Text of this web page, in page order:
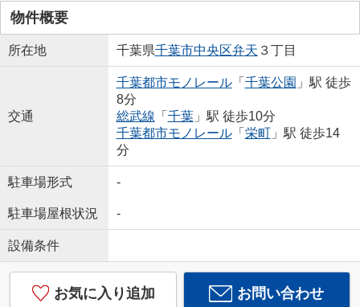
物件概要
所在地 千葉県千葉市中央区弁天 ３丁目
交通
千葉都市モノレール「 千葉公園 」駅 徒歩
8分
総武線 「 千葉」駅 徒歩10分
千葉都市モノレール「 栄町」駅 徒歩14
分
駐車場形式 -
駐車場屋根状況 -
設備条件
お気に入り追加 お問い合わせ